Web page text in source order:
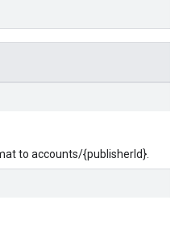
to accounts/{publisherId}.